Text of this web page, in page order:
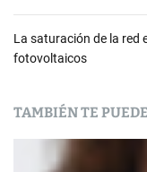
La saturación de la red
fotovoltaicos
TAMBIÉN TE